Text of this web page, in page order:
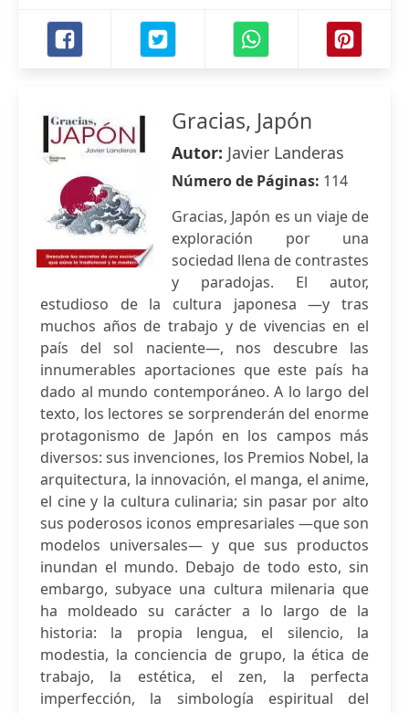
Gracias, Japón
Autor: Javier Landeras
Número de Páginas: 114
Gracias, Japón es un viaje de
exploración por una
sociedad llena de contrastes
y paradojas. El autor,
estudioso de la cultura japonesa —y tras
muchos años de trabajo y de vivencias en el
país del sol naciente—, nos descubre las
innumerables aportaciones que este país ha
dado al mundo contemporáneo. A lo largo del
texto, los lectores se sorprenderán del enorme
protagonismo de Japón en los campos más
diversos: sus invenciones, los Premios Nobel, la
arquitectura, la innovación, el manga, el anime,
el cine y la cultura culinaria; sin pasar por alto
sus poderosos iconos empresariales —que son
modelos universales— y que sus productos
inundan el mundo. Debajo de todo esto, sin
embargo, subyace una cultura milenaria que
ha moldeado su carácter a lo largo de la
historia: la propia lengua, el silencio, la
modestia, la conciencia de grupo, la ética de
trabajo, la estética, el zen, la perfecta
imperfección, la simbología espiritual del